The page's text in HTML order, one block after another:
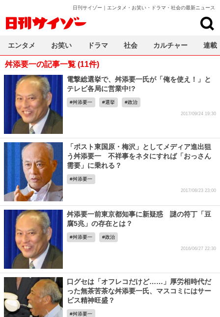
日刊サイゾー｜エンタメ・お笑い・ドラマ・社会の最新ニュース
舛添要一の記事一覧 (11件)
電撃総選挙で、舛添要一氏が「俺を使え！」と
テレビ各局に営業中!?
舛添要一 選挙 政治
2017/09/24 19:30
「ポスト東国原・梅沢」としてメディア進出狙
う舛添要一 不祥事をネタにすれば「おっさん
需要」に乗れる？
舛添要一
2017/08/23 23:00
舛添要一前東京都知事に新疑惑 謎の符丁「豆
腐5兆」の存在とは？
舛添要一 政治
2016/06/27 22:30
口グセは「オフレコだけど……」厚労相時代だ
った無茶苦茶な舛添要一氏、マスコミにはサー
ビス精神旺盛？
舛添要一
エンタメ お笑い ドラマ 社会 カルチャー 連載